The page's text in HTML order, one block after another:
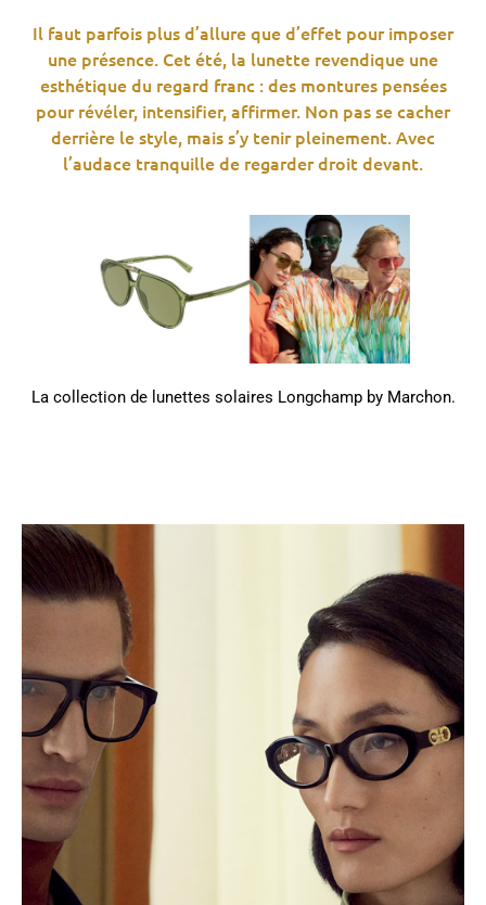
Il faut parfois plus d’allure que d’effet pour imposer
une présence. Cet été, la lunette revendique une
esthétique du regard franc : des montures pensées
pour révéler, intensifier, affirmer. Non pas se cacher
derrière le style, mais s’y tenir pleinement. Avec
l’audace tranquille de regarder droit devant.
La collection de lunettes solaires Longchamp by Marchon.